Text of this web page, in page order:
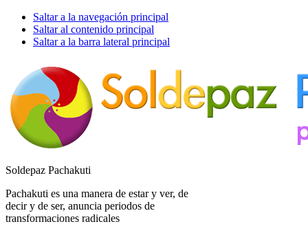
Saltar a la navegación principal
Saltar al contenido principal
Saltar a la barra lateral principal
Soldepaz Pachakuti
Pachakuti es una manera de estar y ver, de
decir y de ser, anuncia periodos de
transformaciones radicales